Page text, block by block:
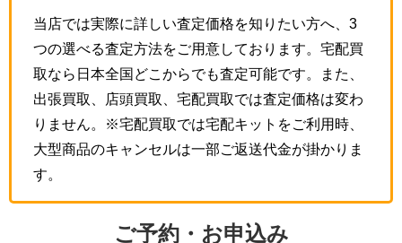
当店では実際に詳しい査定価格を知りたい方へ、3
つの選べる査定方法をご用意しております。宅配買
取なら日本全国どこからでも査定可能です。また、
出張買取、店頭買取、宅配買取では査定価格は変わ
りません。※宅配買取では宅配キットをご利用時、
大型商品のキャンセルは一部ご返送代金が掛かりま
す。
ご予約・お申込み